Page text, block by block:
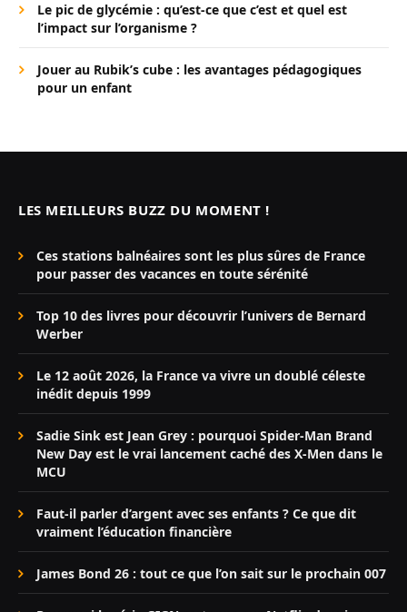
Le pic de glycémie : qu’est-ce que c’est et quel est
l’impact sur l’organisme ?
Jouer au Rubik’s cube : les avantages pédagogiques
pour un enfant
LES MEILLEURS BUZZ DU MOMENT !
Ces stations balnéaires sont les plus sûres de France
pour passer des vacances en toute sérénité
Top 10 des livres pour découvrir l’univers de Bernard
Werber
Le 12 août 2026, la France va vivre un doublé céleste
inédit depuis 1999
Sadie Sink est Jean Grey : pourquoi Spider-Man Brand
New Day est le vrai lancement caché des X-Men dans le
MCU
Faut-il parler d’argent avec ses enfants ? Ce que dit
vraiment l’éducation financière
James Bond 26 : tout ce que l’on sait sur le prochain 007